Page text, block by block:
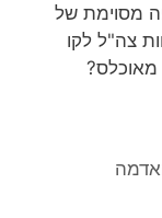
מסוימת של
צה"ל לקו
מאוכלס?